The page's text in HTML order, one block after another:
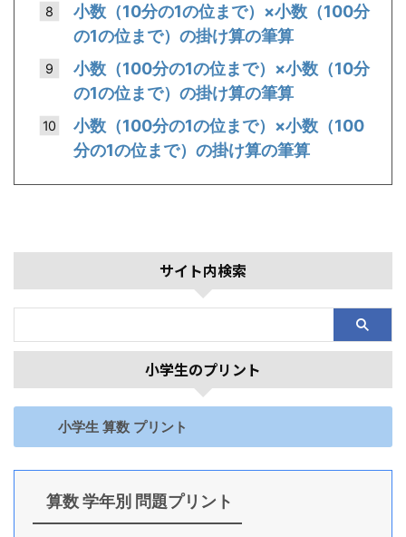
小数（10分の1の位まで）×小数（100分
の1の位まで）の掛け算の筆算
小数（100分の1の位まで）×小数（10分
の1の位まで）の掛け算の筆算
小数（100分の1の位まで）×小数（100
分の1の位まで）の掛け算の筆算
サイト内検索
小学生のプリント
小学生 算数 プリント
算数 学年別 問題プリント